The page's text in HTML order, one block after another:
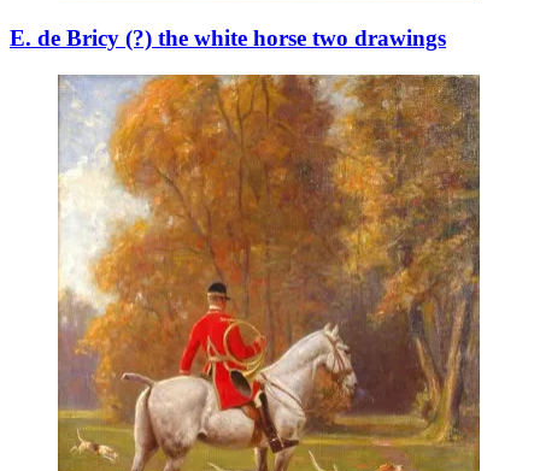
E. de Bricy (?) the white horse two drawings